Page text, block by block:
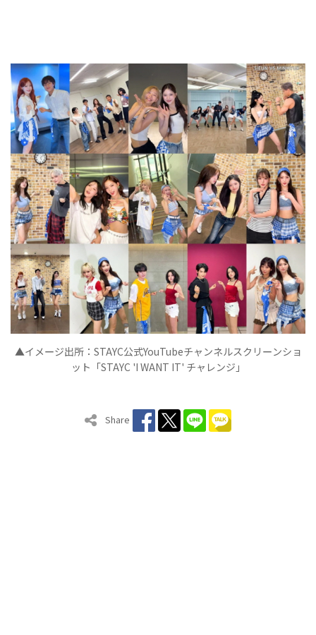
▲イメ ージ出所： STAYC公式YouTubeチャンネルスクリ ー ンショ
ット「STAYC 'I WANT IT' チャレンジ」
Share